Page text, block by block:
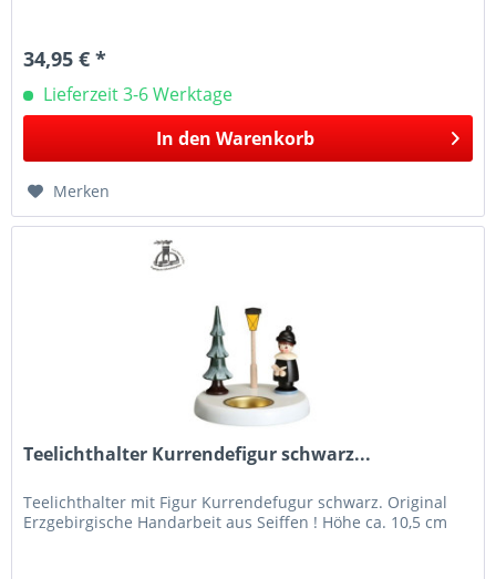
34,95 € *
Lieferzeit 3-6 Werktage
In den Warenkorb
Merken
Teelichthalter Kurrendefigur schwarz...
Teelichthalter mit Figur Kurrendefugur schwarz. Original
Erzgebirgische Handarbeit aus Seiffen ! Höhe ca. 10,5 cm